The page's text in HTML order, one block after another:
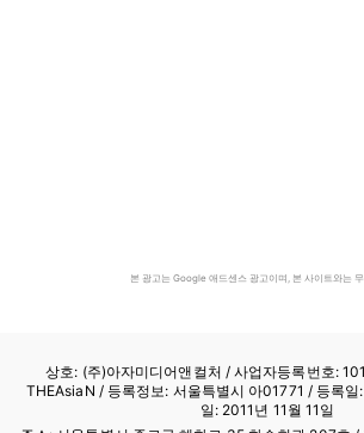
본 광고는 Google 애드센스 광고이며, 본 사이트와는
상호: (주)아자미디어앤컬처 /사업자등록번호:
THEAsiaN / 등록정보: 서울특별시 아01771 / 등록
일: 2011년 11월 11일